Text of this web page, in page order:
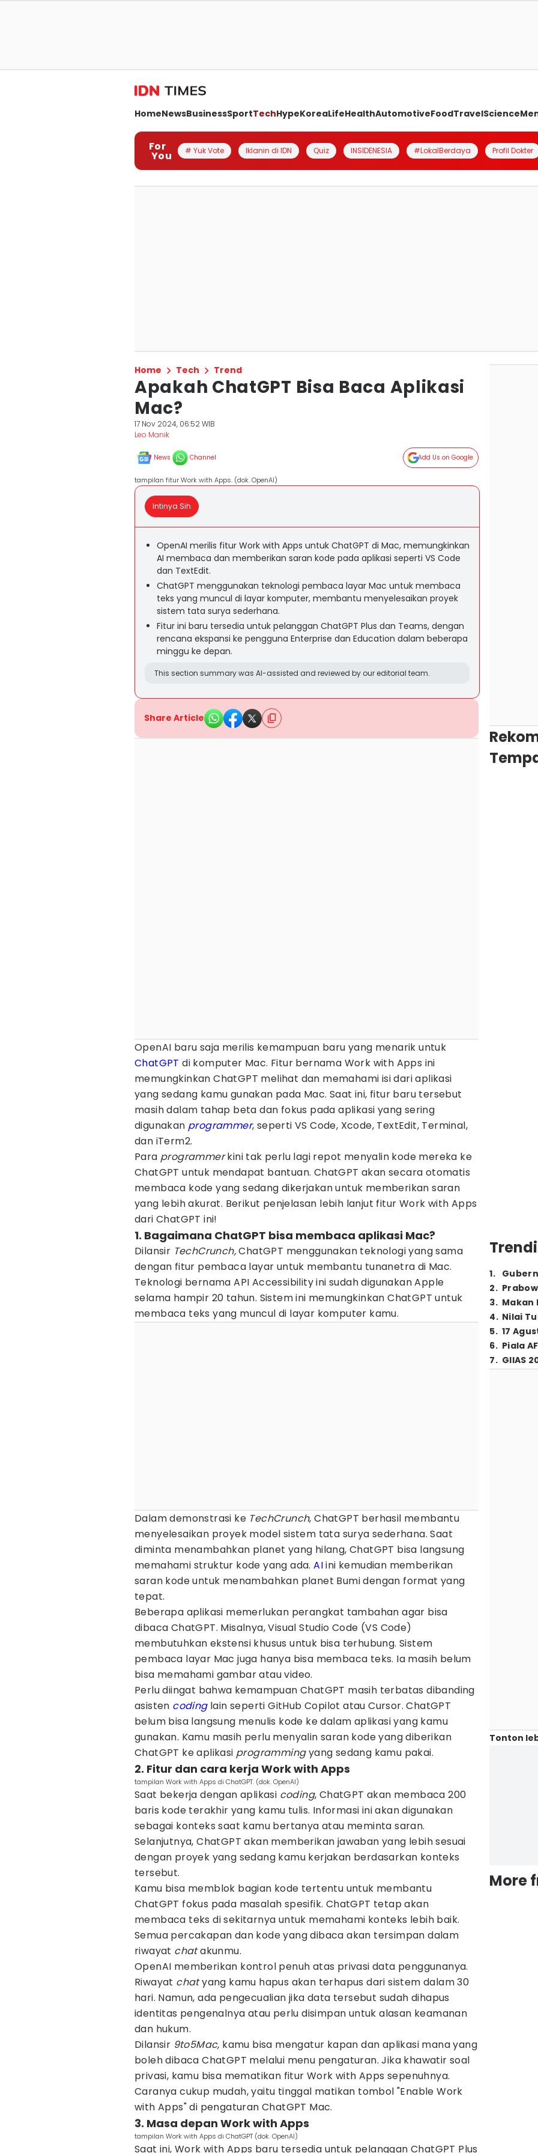
HomeNewsBusinessSportTechHypeKoreaLifeHealthAutomotiveFoodTravelScience
For
You # Yuk Vote Iklanin di IDN Quiz INSIDENESIA #LokalBerdaya Profil Dokter
Home Tech Trend
Apakah ChatGPT Bisa Baca Aplikasi
Mac?
17 Nov 2024, 06:52 WIB
Leo Manik
News Channel Add Us on Google
tampilan fitur Work with Apps. (dok. OpenAI)
Intinya Sih
OpenAI merilis fitur Work with Apps untuk ChatGPT di Mac, memungkinkan
AI membaca dan memberikan saran kode pada aplikasi seperti VS Code
dan TextEdit.
ChatGPT menggunakan teknologi pembaca layar Mac untuk membaca
teks yang muncul di layar komputer, membantu menyelesaikan proyek
sistem tata surya sederhana.
Fitur ini baru tersedia untuk pelanggan ChatGPT Plus dan Teams, dengan
rencana ekspansi ke pengguna Enterprise dan Education dalam beberapa
minggu ke depan.
This section summary was AI-assisted and reviewed by our editorial team.
Share Article
OpenAI baru saja merilis kemampuan baru yang menarik untuk
ChatGPT di komputer Mac. Fitur bernama Work with Apps ini
memungkinkan ChatGPT melihat dan memahami isi dari aplikasi
yang sedang kamu gunakan pada Mac. Saat ini, fitur baru tersebut
masih dalam tahap beta dan fokus pada aplikasi yang sering
digunakan programmer, seperti VS Code, Xcode, TextEdit, Terminal,
dan iTerm2.
Para programmerkini tak perlu lagi repot menyalin kode mereka ke
ChatGPT untuk mendapat bantuan. ChatGPT akan secara otomatis
membaca kode yang sedang dikerjakan untuk memberikan saran
yang lebih akurat. Berikut penjelasan lebih lanjut fitur Work with Apps
dari ChatGPT ini!
1. Bagaimana ChatGPT bisa membaca aplikasi Mac?
Dilansir TechCrunch,ChatGPT menggunakan teknologi yang sama
dengan fitur pembaca layar untuk membantu tunanetra di Mac.
Teknologi bernama API Accessibility ini sudah digunakan Apple
selama hampir 20 tahun. Sistem ini memungkinkan ChatGPT untuk
membaca teks yang muncul di layar komputer kamu.
Dalam demonstrasi ke TechCrunch, ChatGPT berhasil membantu
menyelesaikan proyek model sistem tata surya sederhana. Saat
diminta menambahkan planet yang hilang, ChatGPT bisa langsung
memahami struktur kode yang ada.AIini kemudian memberikan
saran kode untuk menambahkan planet Bumi dengan format yang
tepat.
Beberapa aplikasi memerlukan perangkat tambahan agar bisa
dibaca ChatGPT. Misalnya, Visual Studio Code (VS Code)
membutuhkan ekstensi khusus untuk bisa terhubung. Sistem
pembaca layar Mac juga hanya bisa membaca teks. Ia masih belum
bisa memahami gambar atau video.
Perlu diingat bahwa kemampuan ChatGPT masih terbatas dibanding
asisten codinglain seperti GitHub Copilot atau Cursor. ChatGPT
belum bisa langsung menulis kode ke dalam aplikasi yang kamu
gunakan. Kamu masih perlu menyalin saran kode yang diberikan
ChatGPT ke aplikasi programmingyang sedang kamu pakai.
2. Fitur dan cara kerja Work with Apps
tampilan Work with Apps di ChatGPT. (dok. OpenAI)
Saat bekerja dengan aplikasi coding, ChatGPT akan membaca 200
baris kode terakhir yang kamu tulis. Informasi ini akan digunakan
sebagai konteks saat kamu bertanya atau meminta saran.
Selanjutnya, ChatGPT akan memberikan jawaban yang lebih sesuai
dengan proyek yang sedang kamu kerjakan berdasarkan konteks
tersebut.
Kamu bisa memblok bagian kode tertentu untuk membantu
ChatGPT fokus pada masalah spesifik. ChatGPT tetap akan
membaca teks di sekitarnya untuk memahami konteks lebih baik.
Semua percakapan dan kode yang dibaca akan tersimpan dalam
riwayat chatakunmu.
OpenAI memberikan kontrol penuh atas privasi data penggunanya.
Riwayat chatyang kamu hapus akan terhapus dari sistem dalam 30
hari. Namun, ada pengecualian jika data tersebut sudah dihapus
identitas pengenalnya atau perlu disimpan untuk alasan keamanan
dan hukum.
Dilansir 9to5Mac, kamu bisa mengatur kapan dan aplikasi mana yang
boleh dibaca ChatGPT melalui menu pengaturan. Jika khawatir soal
privasi, kamu bisa mematikan fitur Work with Apps sepenuhnya.
Caranya cukup mudah, yaitu tinggal matikan tombol "Enable Work
with Apps" di pengaturan ChatGPT Mac.
3. Masa depan Work with Apps
tampilan Work with Apps di ChatGPT (dok. OpenAI)
Saat ini, Work with Apps baru tersedia untuk pelanggan ChatGPT Plus
1.
2.
3. Makan
4. Nilai
5. 17
6. Piala
7. GIIAS
Tonton
More